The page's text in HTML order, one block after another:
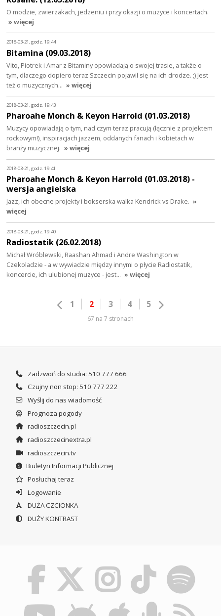
O modzie, zwierzakach, jedzeniu i przy okazji o muzyce i koncertach.
» więcej
2018-03-21, godz. 19:44
Bitamina (09.03.2018)
Vito, Piotrek i Amar z Bitaminy opowiadają o swojej trasie, a także o
tym, dlaczego dopiero teraz Szczecin pojawił się na ich drodze. ;) Jest
też o muzycznych… » więcej
2018-03-21, godz. 19:43
Pharoahe Monch & Keyon Harrold (01.03.2018)
Muzycy opowiadają o tym, nad czym teraz pracują (łącznie z projektem
rockowym!), inspiracjach jazzem, oddanych fanach i kobietach w
branży muzycznej. » więcej
2018-03-21, godz. 19:41
Pharoahe Monch & Keyon Harrold (01.03.2018) -
wersja angielska
Jazz, ich obecne projekty i bokserska walka Kendrick vs Drake. »
więcej
2018-03-21, godz. 19:40
Radiostatik (26.02.2018)
Michał Wróblewski, Raashan Ahmad i Andre Washington w
Czekoladzie - a w wywiadzie między innymi o płycie Radiostatik,
koncercie, ich ulubionej muzyce - jest… » więcej
1 2 3 4 5
67 na 7 stronach
Zadzwoń do studia: 510 777 666
Czujny non stop: 510 777 222
Wyślij do nas wiadomość
Prognoza pogody
radioszczecin.pl
radioszczecinextra.pl
radioszczecin.tv
Biuletyn Informacji Publicznej
Posłuchaj teraz
Logowanie
DUŻA CZCIONKA
DUŻY KONTRAST